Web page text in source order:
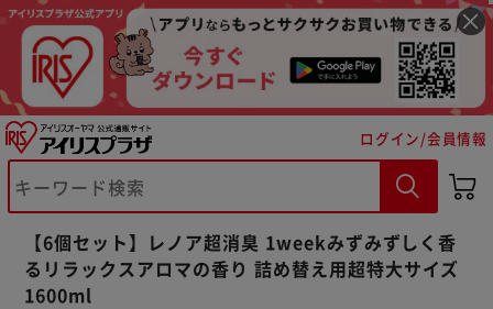
ログイン/会員情報
【6個セット】レノア超消臭 1weekみずみずしく香
るリラックスアロマの香り 詰め替え用超特大サイズ
1600ml
※ご確認ください
カートに入れる 購入手続きへ